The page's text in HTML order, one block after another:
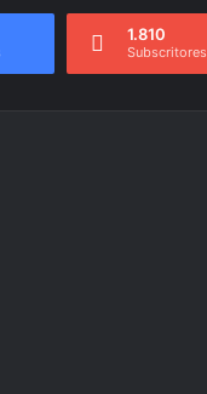
1.810
Subscritores